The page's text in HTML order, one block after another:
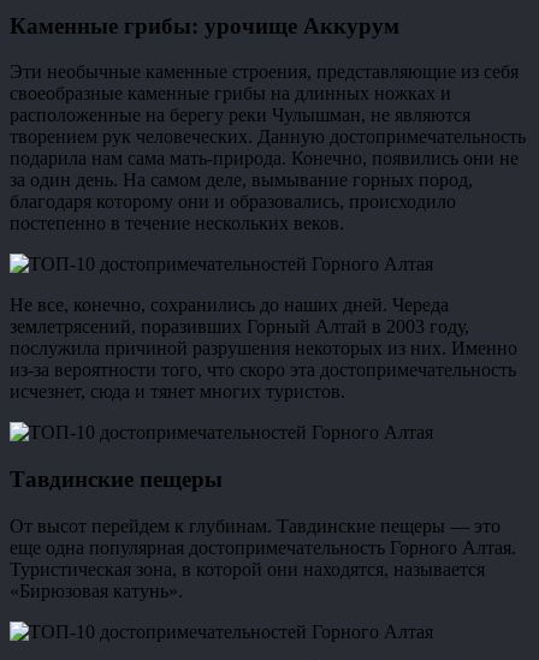
Каменные грибы: урочище Аккурум
Эти необычные каменные строения, представляющие из себя
своеобразные каменные грибы на длинных ножках и
расположенные на берегу реки Чулышман, не являются
творением рук человеческих. Данную достопримечательность
подарила нам сама мать-природа. Конечно, появились они не
за один день. На самом деле, вымывание горных пород,
благодаря которому они и образовались, происходило
постепенно в течение нескольких веков.
Не все, конечно, сохранились до наших дней. Череда
землетрясений, поразивших Горный Алтай в 2003 году,
послужила причиной разрушения некоторых из них. Именно
из-за вероятности того, что скоро эта достопримечательность
исчезнет, сюда и тянет многих туристов.
Тавдинские пещеры
От высот перейдем к глубинам. Тавдинские пещеры — это
еще одна популярная достопримечательность Горного Алтая.
Туристическая зона, в которой они находятся, называется
«Бирюзовая катунь».